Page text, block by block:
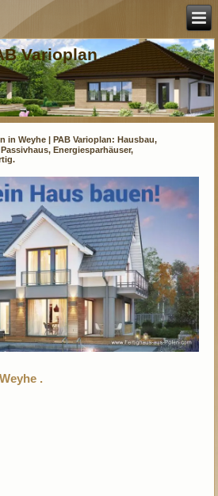
Varioplan
in Weyhe | PAB Varioplan: Hausbau,
Energiesparhäuser,
.